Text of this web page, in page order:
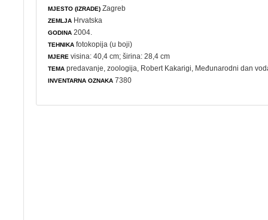
MJESTO (IZRADE) Zagreb
ZEMLJA Hrvatska
GODINA 2004.
TEHNIKA fotokopija (u boji)
MJERE visina: 40,4 cm; širina: 28,4 cm
TEMA predavanje ,zoologija , Robert Kakarigi, Međunarodni dan
INVENTARNA OZNAKA 7380